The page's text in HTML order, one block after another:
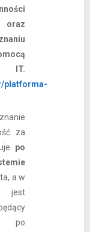
oraz
platforma-
za
po
a w
jest
po